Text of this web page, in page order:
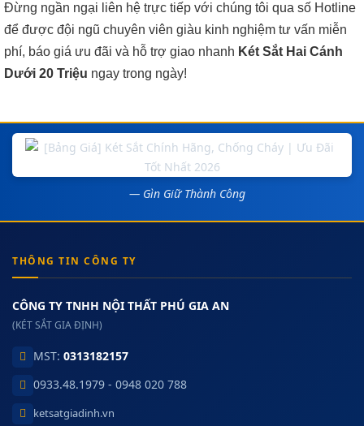
Đừng ngần ngại liên hệ trực tiếp với chúng tôi qua số Hotline
để được đội ngũ chuyên viên giàu kinh nghiệm tư vấn miễn
phí, báo giá ưu đãi và hỗ trợ giao nhanh Két Sắt Hai Cánh
Dưới 20 Triệu ngay trong ngày!
— Gìn Giữ Thành Công
THÔNG TIN CÔNG TY
CÔNG TY TNHH NỘI THẤT PHÚ GIA AN
(KÉT SẮT GIA ĐỊNH)
MST: 0313182157
0933.48.1979 - 0948 020 788
ketsatgiadinh.vn